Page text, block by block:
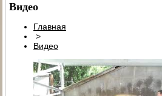
PCP-пистолет
ЭЛЕКТРОПРИКЛАДПРИКЛАД
Видео
Главная
>
Видео